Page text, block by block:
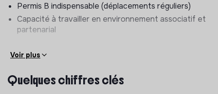
Garantir la qualité, les délais et la sécurité des
réalisations
Apporter un appui technique et organisationnel aux
Assurer le remplacement d’un encadrant.e technique
Assurer les relations opérationnelles avec les clients
et partenaires
Permis B indispensable (déplacements réguliers)
Capacité à travailler en environnement associatif et
partenarial
Voir plus
Quelques chiffres clés